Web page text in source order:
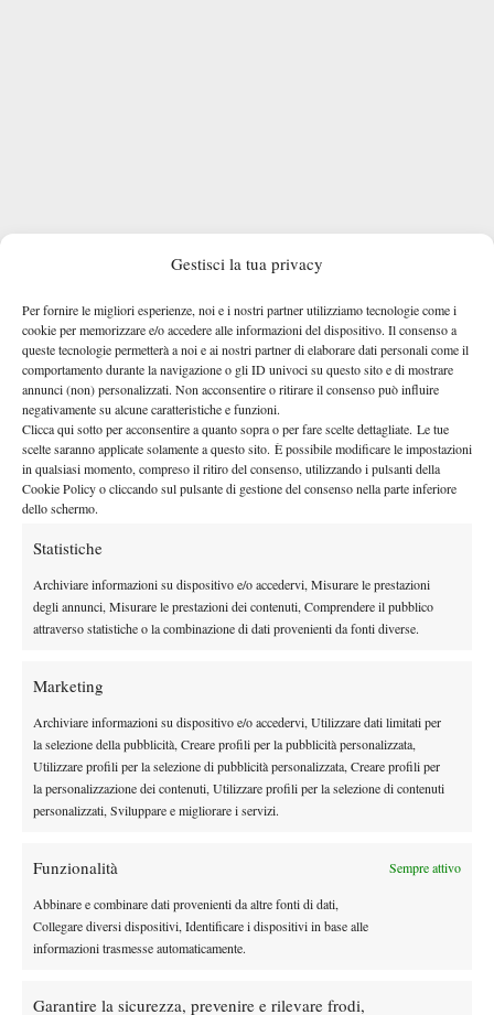
Gestisci la tua privacy
Per fornire le migliori esperienze, noi e i nostri partner utilizziamo tecnologie come i
cookie per memorizzare e/o accedere alle informazioni del dispositivo. Il consenso a
queste tecnologie permetterà a noi e ai nostri partner di elaborare dati personali come il
comportamento durante la navigazione o gli ID univoci su questo sito e di mostrare
annunci (non) personalizzati. Non acconsentire o ritirare il consenso può influire
negativamente su alcune caratteristiche e funzioni.
Clicca qui sotto per acconsentire a quanto sopra o per fare scelte dettagliate. Le tue
scelte saranno applicate solamente a questo sito. È possibile modificare le impostazioni
in qualsiasi momento, compreso il ritiro del consenso, utilizzando i pulsanti della
Cookie Policy o cliccando sul pulsante di gestione del consenso nella parte inferiore
dello schermo.
Statistiche
Archiviare informazioni su dispositivo e/o accedervi, Misurare le prestazioni
degli annunci, Misurare le prestazioni dei contenuti, Comprendere il pubblico
attraverso statistiche o la combinazione di dati provenienti da fonti diverse.
Marketing
Archiviare informazioni su dispositivo e/o accedervi, Utilizzare dati limitati per
la selezione della pubblicità, Creare profili per la pubblicità personalizzata,
Utilizzare profili per la selezione di pubblicità personalizzata, Creare profili per
la personalizzazione dei contenuti, Utilizzare profili per la selezione di contenuti
personalizzati, Sviluppare e migliorare i servizi.
Funzionalità Sempre attivo
Abbinare e combinare dati provenienti da altre fonti di dati,
Collegare diversi dispositivi, Identificare i dispositivi in base alle
informazioni trasmesse automaticamente.
Garantire la sicurezza, prevenire e rilevare frodi,
Masters 1000 Montreal 2026: Darderi
Shang inizia in ritardo per pioggia
Atp News
Masters 1000 Montreal 2026: solo 2 top ten al terzo turno,
terza volta dal 1990
Challenger 100 Bergamo: il torneo
Masters 1000 Montreal 2026: ancora
Musetti-Jodar, cosa aspettarsi dalla sfida?